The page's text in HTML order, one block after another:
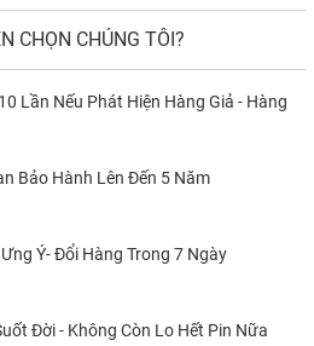
CHỌN CHÚNG TÔI?
Lần Nếu Phát Hiện Hàng Giả - Hàng
Bảo Hành Lên Đến 5 Năm
Ý- Đổi Hàng Trong 7 Ngày
Đời - Không Còn Lo Hết Pin Nữa